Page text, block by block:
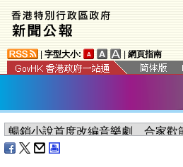
字型大小: 網頁指南